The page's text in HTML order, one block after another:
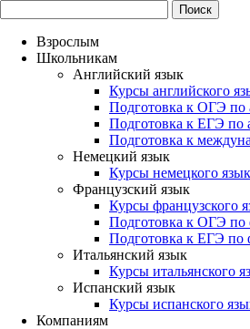
Взрослым
Школьникам
Английский язык
Курсы английского
Подготовка к ОГЭ по
Подготовка к ЕГЭ по
Подготовка к
Немецкий язык
Курсы немецкого
Французский язык
Курсы французского
Подготовка к ОГЭ по
Подготовка к ЕГЭ по
Итальянский язык
Курсы итальянского
Испанский язык
Курсы испанского
Компаниям